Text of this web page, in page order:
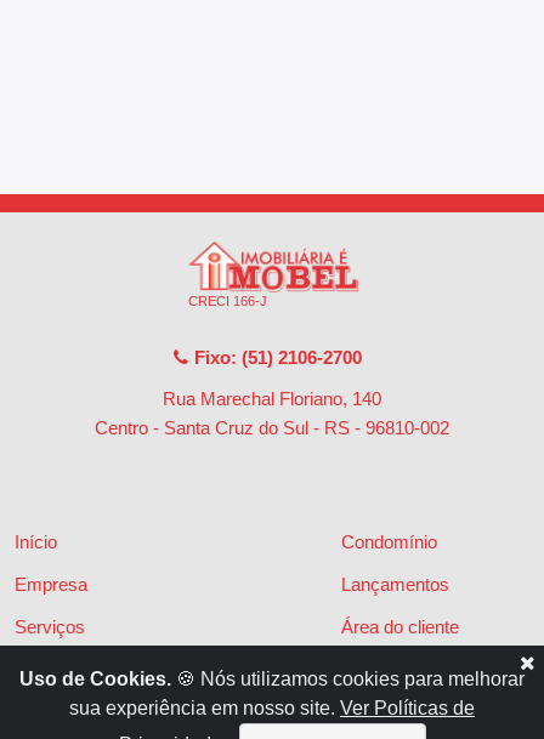
CRECI 166-J
Fixo: (51) 2106-2700
Rua Marechal Floriano, 140
Centro - Santa Cruz do Sul - RS - 96810-002
Início
Empresa
Serviços
Financiamentos
Locações
Condomínio
Lançamentos
Área do cliente
Políticas de privacidade
Contato
Uso de Cookies. 🍪 Nós utilizamos cookies para melhorar
sua experiência em nosso site. Ver Políticas de